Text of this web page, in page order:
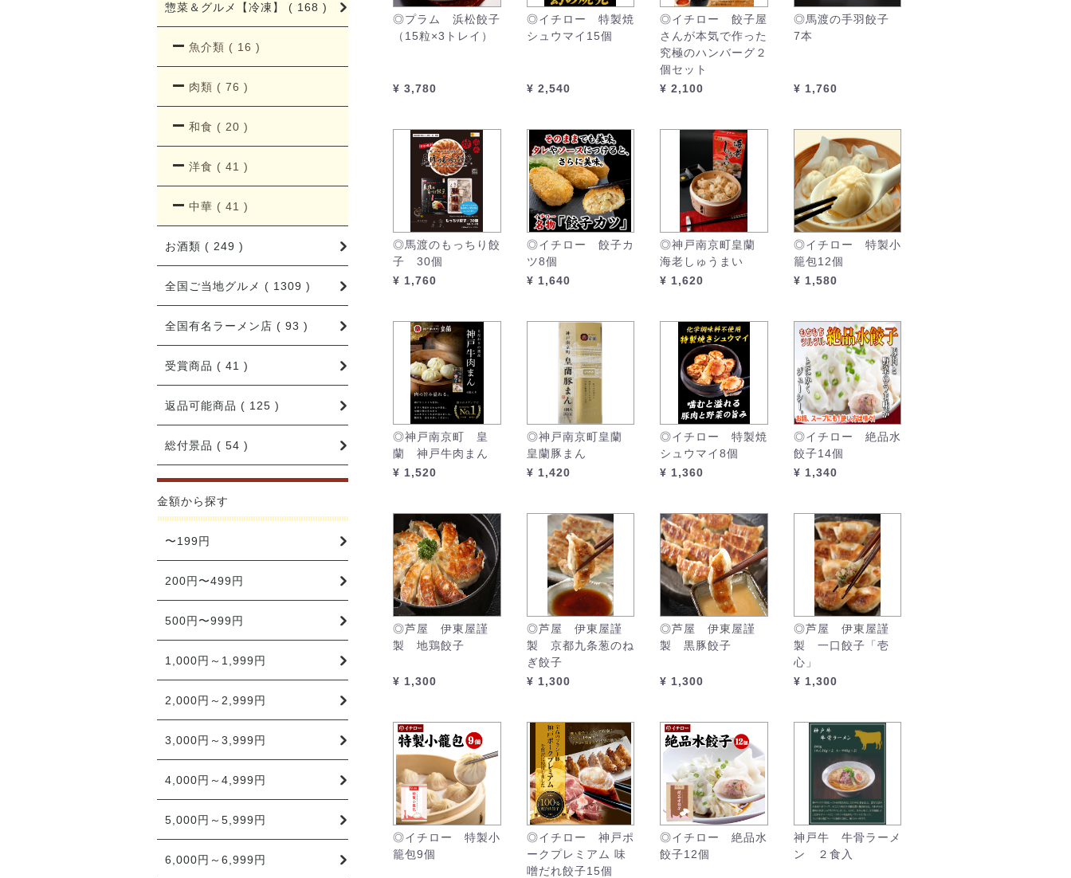
惣菜＆グルメ【冷凍】 ( 168 )
魚介類 ( 16 )
肉類 ( 76 )
和食 ( 20 )
洋食 ( 41 )
中華 ( 41 )
お酒類 ( 249 )
全国ご当地グルメ ( 1309 )
全国有名ラーメン店 ( 93 )
受賞商品 ( 41 )
返品可能商品 ( 125 )
総付景品 ( 54 )
金額から探す
〜199円
200円〜499円
500円〜999円
1,000円～1,999円
2,000円～2,999円
3,000円～3,999円
4,000円～4,999円
5,000円～5,999円
6,000円～6,999円
◎プラム 浜松餃子
（15粒×3トレイ）
¥ 3,780
◎イチロー 特製焼
シュウマイ15個
¥ 2,540
◎イチロー 餃子屋
さんが本気で作った
究極のハンバーグ２
個セット
¥ 2,100
◎馬渡の手羽餃子
7本
¥ 1,760
◎馬渡のもっちり餃
子 30個
¥ 1,760
◎イチロー 餃子カ
ツ8個
¥ 1,640
◎神戸南京町皇蘭
海老しゅうまい
¥ 1,620
◎イチロー 特製小
籠包12個
¥ 1,580
◎神戸南京町 皇
蘭 神戸牛肉まん
¥ 1,520
◎神戸南京町皇蘭
皇蘭豚まん
¥ 1,420
◎イチロー 特製焼
シュウマイ8個
¥ 1,360
◎イチロー 絶品水
餃子14個
¥ 1,340
◎芦屋 伊東屋謹
製 地鶏餃子
¥ 1,300
◎芦屋 伊東屋謹
製 京都九条葱のね
ぎ餃子
¥ 1,300
◎芦屋 伊東屋謹
製 黒豚餃子
¥ 1,300
◎芦屋 伊東屋謹
製 一口餃子「壱
心」
¥ 1,300
◎イチロー 特製小
籠包9個
◎イチロー 神戸ポ
ークプレミアム 味
噌だれ餃子15個
◎イチロー 絶品水
餃子12個
神戸牛 牛骨ラーメ
ン ２食入